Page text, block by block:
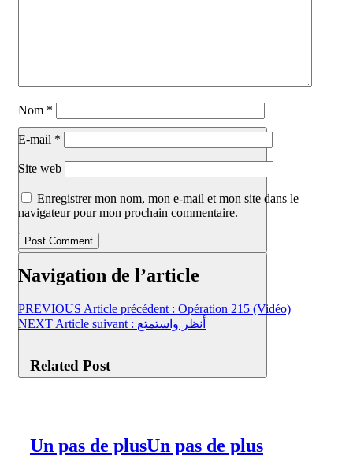
Nom *
E-mail *
Site web
Enregistrer mon nom, mon e-mail et mon site dans le
navigateur pour mon prochain commentaire.
Navigation de l’article
PREVIOUS Article précédent : Opération 215 (Vidéo)
NEXT Article suivant : أنظر واستمتع
Related Post
Un pas de plusUn pas de plus